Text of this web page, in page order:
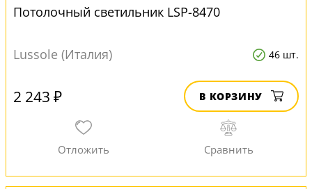
Потолочный светильник LSP-8470
Lussole (Италия) 46 шт.
2 243 ₽ В КОРЗИНУ